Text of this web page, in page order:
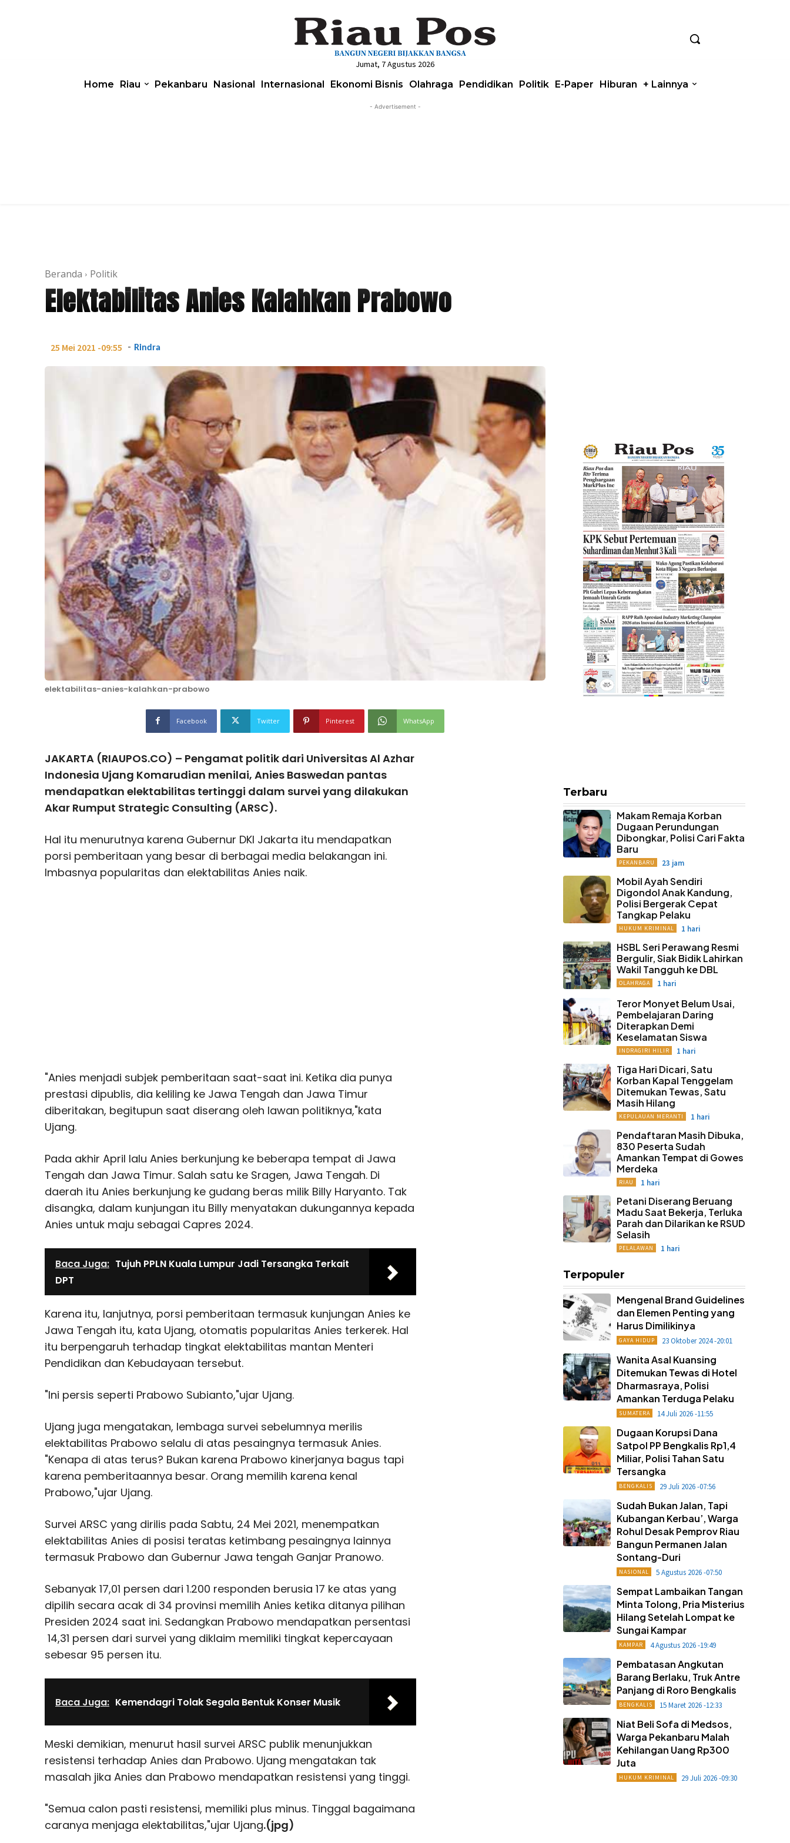
Jumat, 7 Agustus 2026
Home Riau Pekanbaru Nasional Internasional Ekonomi Bisnis Olahraga Pendidikan Politik E-Paper Hiburan + Lainnya
- Advertisement -
Beranda Politik
Elektabilitas Anies Kalahkan Prabowo
25 Mei 2021 -09:55 - Rindra
elektabilitas-anies-kalahkan-prabowo
Facebook Twitter Pinterest WhatsApp
JAKARTA (RIAUPOS.CO) – Pengamat politik dari Universitas Al Azhar
Indonesia Ujang Komarudian menilai, Anies Baswedan pantas
mendapatkan elektabilitas tertinggi dalam survei yang dilakukan
Akar Rumput Strategic Consulting (ARSC).
Hal itu menurutnya karena Gubernur DKI Jakarta itu mendapatkan
porsi pemberitaan yang besar di berbagai media belakangan ini.
Imbasnya popularitas dan elektabilitas Anies naik.
"Anies menjadi subjek pemberitaan saat-saat ini. Ketika dia punya
prestasi dipublis, dia keliling ke Jawa Tengah dan Jawa Timur
diberitakan, begitupun saat diserang oleh lawan politiknya,"kata
Ujang.
Pada akhir April lalu Anies berkunjung ke beberapa tempat di Jawa
Tengah dan Jawa Timur. Salah satu ke Sragen, Jawa Tengah. Di
daerah itu Anies berkunjung ke gudang beras milik Billy Haryanto. Tak
disangka, dalam kunjungan itu Billy menyatakan dukungannya kepada
Anies untuk maju sebagai Capres 2024.
Baca Juga: Tujuh PPLN Kuala Lumpur Jadi Tersangka Terkait
DPT
Karena itu, lanjutnya, porsi pemberitaan termasuk kunjungan Anies ke
Jawa Tengah itu, kata Ujang, otomatis popularitas Anies terkerek. Hal
itu berpengaruh terhadap tingkat elektabilitas mantan Menteri
Pendidikan dan Kebudayaan tersebut.
"Ini persis seperti Prabowo Subianto,"ujar Ujang.
Ujang juga mengatakan, lembaga survei sebelumnya merilis
elektabilitas Prabowo selalu di atas pesaingnya termasuk Anies.
"Kenapa di atas terus? Bukan karena Prabowo kinerjanya bagus tapi
karena pemberitaannya besar. Orang memilih karena kenal
Prabowo,"ujar Ujang.
Survei ARSC yang dirilis pada Sabtu, 24 Mei 2021, menempatkan
elektabilitas Anies di posisi teratas ketimbang pesaingnya lainnya
termasuk Prabowo dan Gubernur Jawa tengah Ganjar Pranowo.
Sebanyak 17,01 persen dari 1.200 responden berusia 17 ke atas yang
dipilih secara acak di 34 provinsi memilih Anies ketika ditanya pilihan
Presiden 2024 saat ini. Sedangkan Prabowo mendapatkan persentasi
14,31 persen dari survei yang diklaim memiliki tingkat kepercayaan
sebesar 95 persen itu.
Baca Juga: Kemendagri Tolak Segala Bentuk Konser Musik
Meski demikian, menurut hasil survei ARSC publik menunjukkan
resistensi terhadap Anies dan Prabowo. Ujang mengatakan tak
masalah jika Anies dan Prabowo mendapatkan resistensi yang tinggi.
"Semua calon pasti resistensi, memiliki plus minus. Tinggal bagaimana
caranya menjaga elektabilitas,"ujar Ujang.(jpg)
Terbaru
Makam Remaja Korban
Dugaan Perundungan
Dibongkar, Polisi Cari Fakta
Baru
PEKANBARU 23 jam
Mobil Ayah Sendiri
Digondol Anak Kandung,
Polisi Bergerak Cepat
Tangkap Pelaku
HUKUM KRIMINAL 1 hari
HSBL Seri Perawang Resmi
Bergulir, Siak Bidik Lahirkan
Wakil Tangguh ke DBL
OLAHRAGA 1 hari
Teror Monyet Belum Usai,
Pembelajaran Daring
Diterapkan Demi
Keselamatan Siswa
INDRAGIRI HILIR 1 hari
Tiga Hari Dicari, Satu
Korban Kapal Tenggelam
Ditemukan Tewas, Satu
Masih Hilang
KEPULAUAN MERANTI 1 hari
Pendaftaran Masih Dibuka,
830 Peserta Sudah
Amankan Tempat di Gowes
Merdeka
RIAU 1 hari
Petani Diserang Beruang
Madu Saat Bekerja, Terluka
Parah dan Dilarikan ke RSUD
Selasih
PELALAWAN 1 hari
Terpopuler
Mengenal Brand Guidelines
dan Elemen Penting yang
Harus Dimilikinya
GAYA HIDUP 23 Oktober 2024 -20:01
Wanita Asal Kuansing
Ditemukan Tewas di Hotel
Dharmasraya, Polisi
Amankan Terduga Pelaku
SUMATERA 14 Juli 2026 -11:55
Dugaan Korupsi Dana
Satpol PP Bengkalis Rp1,4
Miliar, Polisi Tahan Satu
Tersangka
BENGKALIS 29 Juli 2026 -07:56
Sudah Bukan Jalan, Tapi
Kubangan Kerbau’, Warga
Rohul Desak Pemprov Riau
Bangun Permanen Jalan
Sontang-Duri
NASIONAL 5 Agustus 2026 -07:50
Sempat Lambaikan Tangan
Minta Tolong, Pria Misterius
Hilang Setelah Lompat ke
Sungai Kampar
KAMPAR 4 Agustus 2026 -19:49
Pembatasan Angkutan
Barang Berlaku, Truk Antre
Panjang di Roro Bengkalis
BENGKALIS 15 Maret 2026 -12:33
Niat Beli Sofa di Medsos,
Warga Pekanbaru Malah
Kehilangan Uang Rp300
Juta
HUKUM KRIMINAL 29 Juli 2026 -09:30